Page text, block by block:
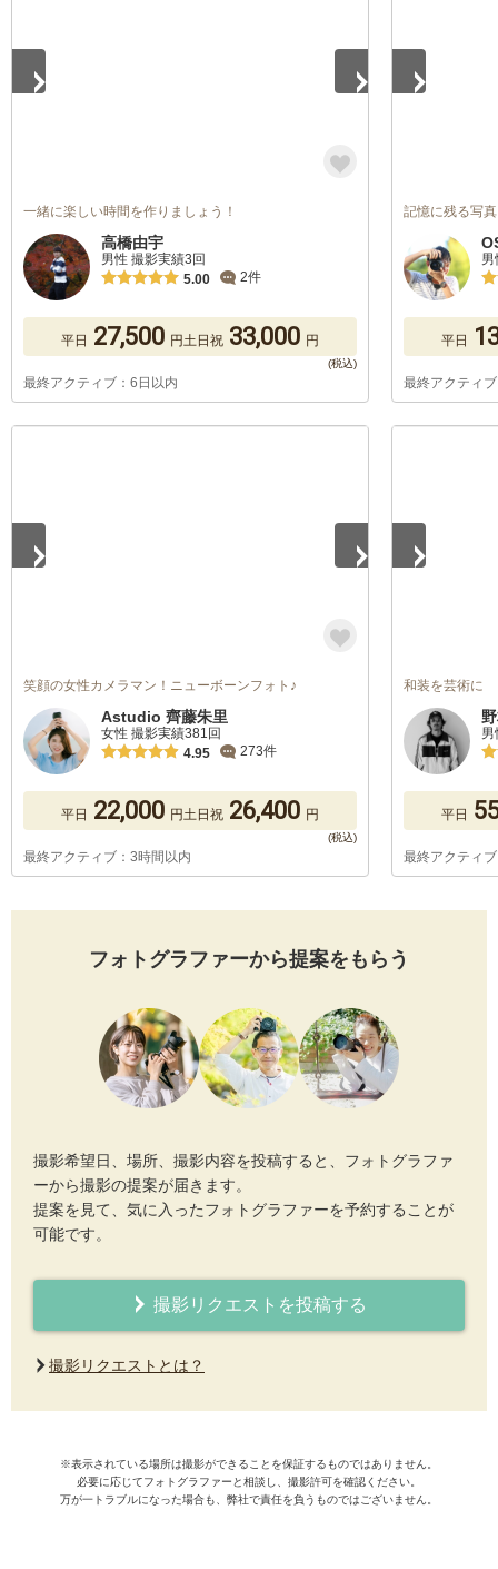
一緒に楽しい時間を作りましょう！
高橋由宇
男性 撮影実績3回
5.00
2件
平日 27,500 円土日祝 33,000 円
最終アクティブ：6日以内
記憶に残る写
平日
最終アクティ
笑顔の女性カメラマン！ニューボーンフォト♪
Astudio 齊藤朱里
女性 撮影実績381回
4.95
273件
平日 22,000 円土日祝 26,400 円
最終アクティブ：3時間以内
和装を芸術に
平日
最終アクティ
フォトグラファーから提案をもらう
撮影希望日、場所、撮影内容を投稿すると、フォトグラファ
ーから撮影の提案が届きます。
提案を見て、気に入ったフォトグラファーを予約することが
可能です。
撮影リクエストを投稿する
撮影リクエストとは？
※表示されている場所は撮影ができることを保証するものではありません。
必要に応じてフォトグラファーと相談し、撮影許可を確認ください。
万が一トラブルになった場合も、弊社で責任を負うものではございません。